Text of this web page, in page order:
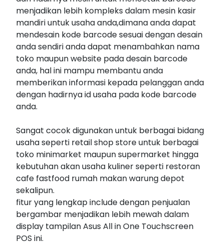
menjadikan lebih kompleks dalam mesin kasir
mandiri untuk usaha anda,dimana anda dapat
mendesain kode barcode sesuai dengan desain
anda sendiri anda dapat menambahkan nama
toko maupun website pada desain barcode
anda, hal ini mampu membantu anda
memberikan informasi kepada pelanggan anda
dengan hadirnya id usaha pada kode barcode
anda.
Sangat cocok digunakan untuk berbagai bidang
usaha seperti retail shop store untuk berbagai
toko minimarket maupun supermarket hingga
kebutuhan akan usaha kuliner seperti restoran
cafe fastfood rumah makan warung depot
sekalipun.
fitur yang lengkap include dengan penjualan
bergambar menjadikan lebih mewah dalam
display tampilan Asus All in One Touchscreen
POS ini.